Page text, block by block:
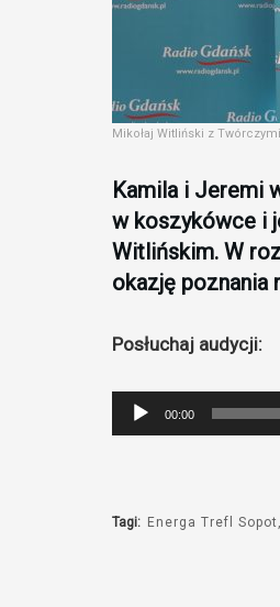
Mikołaj Witliński z
Kamila i Jeremi
w koszykówce i
Witlińskim. W
okazję poznania
Posłuchaj audycji:
Odtwarzacz
plików
00:00
Tagi: Energa Trefl Sopot